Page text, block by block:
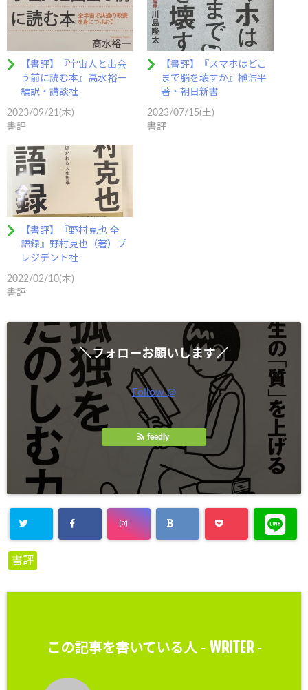
【書評】『宇宙人と出会
う前に読む本』高水裕一
編訳・講談社
2023/09/21(木)
書評
【書評】『スマホはどこ
まで脳を壊すか』榊浩平
著・朝日新書
2023/07/15(土)
書評
【書評】『野村克也 全
語録』野村克也（著）プ
レジデント社
2022/02/10(木)
書評
＼フォローお願いします／
Follow @
feedly
書評
この記事を書いている人 - WRITER-